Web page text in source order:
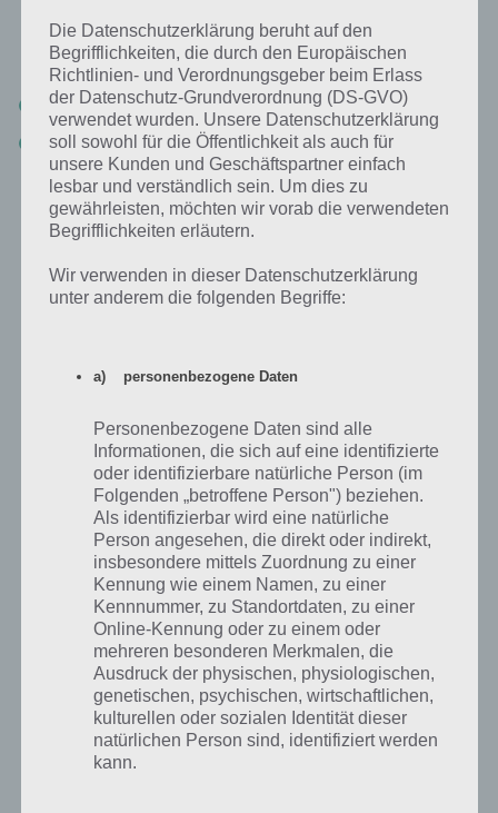
Kurz zusammengefasst:
Alle Räume kaufen
Alle Räume voll ausbauen (Parkplatz, Schaltraum und Co nicht
vergessen)
Wenn du alle Zimmer in Hotel Empire
Tycoon upgradest, erhälst du 5 Sterne
Tipps, um schneller alles freizuschalten
Die Datenschutzerklärung beruht auf den
Begrifflichkeiten, die durch den Europäischen
Richtlinien- und Verordnungsgeber beim Erlass
der Datenschutz-Grundverordnung (DS-GVO)
verwendet wurden. Unsere Datenschutzerklärung
soll sowohl für die Öffentlichkeit als auch für
unsere Kunden und Geschäftspartner einfach
lesbar und verständlich sein. Um dies zu
gewährleisten, möchten wir vorab die verwendeten
Begrifflichkeiten erläutern.
Wir verwenden in dieser Datenschutzerklärung
unter anderem die folgenden Begriffe:
a) personenbezogene Daten
Personenbezogene Daten sind alle
Informationen, die sich auf eine identifizierte
oder identifizierbare natürliche Person (im
Folgenden „betroffene Person") beziehen.
Als identifizierbar wird eine natürliche
Person angesehen, die direkt oder indirekt,
insbesondere mittels Zuordnung zu einer
Kennung wie einem Namen, zu einer
Kennnummer, zu Standortdaten, zu einer
Online-Kennung oder zu einem oder
mehreren besonderen Merkmalen, die
Ausdruck der physischen, physiologischen,
genetischen, psychischen, wirtschaftlichen,
kulturellen oder sozialen Identität dieser
natürlichen Person sind, identifiziert werden
kann.